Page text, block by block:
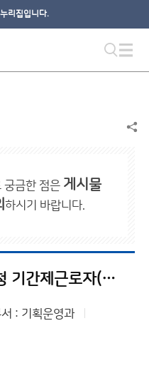
리집입니다.
궁금한 점은 게시물
하시기 바랍니다.
2026년 대전지방기상청 기간제근로자(방재기상지원관) 채용 최종합격자 공고
: 기획운영과